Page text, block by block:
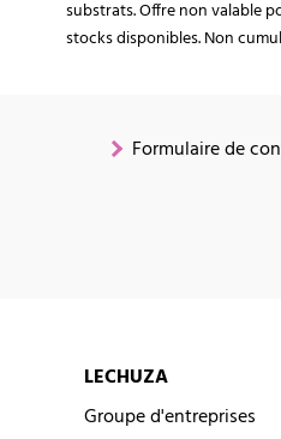
substrats. Offre non valable
stocks disponibles. Non
Formulaire de
LECHUZA
Groupe d'entreprises